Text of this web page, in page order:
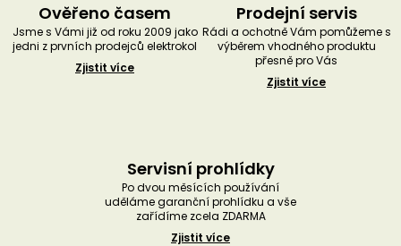
Ověřeno časem
Jsme s Vámi již od roku 2009 jako
jedni z prvních prodejců elektrokol
Zjistit více
Prodejní servis
Rádi a ochotně Vám pomůžeme s
výběrem vhodného produktu
přesně pro Vás
Zjistit více
Servisní prohlídky
Po dvou měsících používání
uděláme garanční prohlídku a vše
zařídíme zcela ZDARMA
Zjistit více